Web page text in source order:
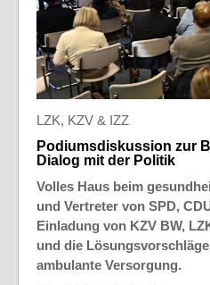
LZK, KZV & IZZ
Podiumsdiskussion zur
Dialog mit der Politik
Volles Haus beim
und Vertreter von SPD,
Einladung von KZV BW,
und die
ambulante Versorgung.